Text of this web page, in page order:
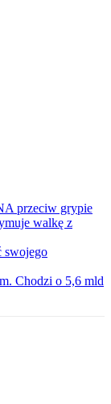
przeciw grypie
walkę z
swojego
Chodzi o 5,6 mld